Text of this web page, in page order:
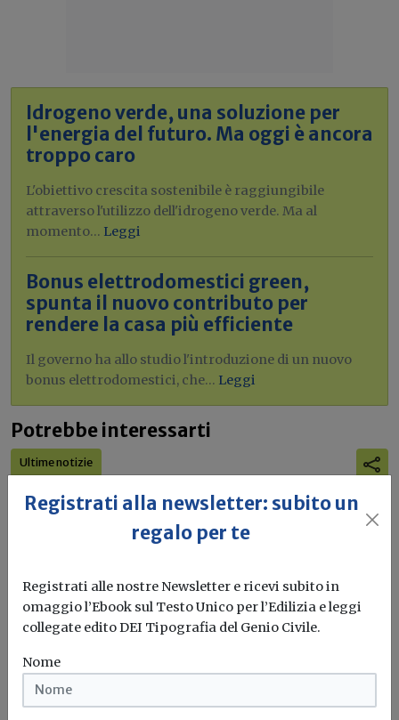
Idrogeno verde, una soluzione per
l'energia del futuro. Ma oggi è ancora
troppo caro
L'obiettivo crescita sostenibile è raggiungibile
attraverso l'utilizzo dell'idrogeno verde. Ma al
momento... Leggi
Bonus elettrodomestici green,
spunta il nuovo contributo per
rendere la casa più efficiente
Il governo ha allo studio l'introduzione di un nuovo
bonus elettrodomestici, che... Leggi
Potrebbe interessarti
Ultime notizie
Circolazione dei crediti Superbonus, il
Governo non impugna la legge della
il Governo nazionale...
Crediti incagliati Superbonus Basilicata
Consiglio dei Ministri
Registrati alla newsletter: subito un
regalo per te
Registrati alle nostre Newsletter e ricevi subito in
omaggio l’Ebook sul Testo Unico per l’Edilizia e leggi
collegate edito DEI Tipografia del Genio Civile.
Nome